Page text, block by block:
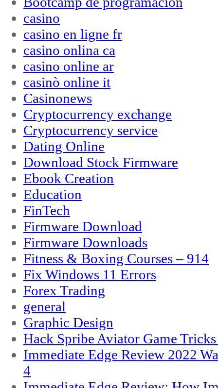
casino
casino en ligne fr
casino onlina ca
casino online ar
casinò online it
Casinonews
Cryptocurrency exchange
Cryptocurrency service
Dating Online
Download Stock Firmware
Ebook Creation
Education
FinTech
Firmware Download
Firmware Downloads
Fitness & Boxing Courses – 914
Fix Windows 11 Errors
Forex Trading
general
Graphic Design
Hack Spribe Aviator Game
Immediate Edge Review 2022
4